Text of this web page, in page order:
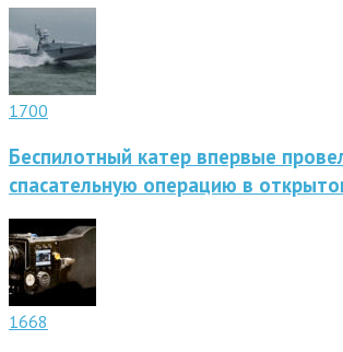
1700
Беспилотный катер впервые
спасательную операцию в
1668